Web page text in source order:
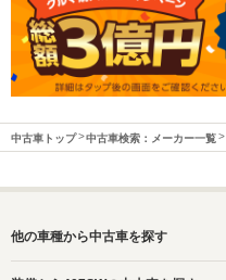
中古車トップ 中古車検索：メーカー一覧
他の車種から中古車を探す